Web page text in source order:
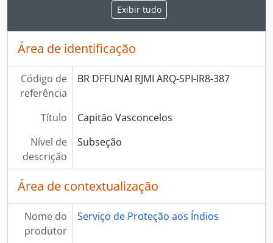
Exibir tudo
Área de identificação
Código de
referência
BR DFFUNAI RJMI ARQ-SPI-IR8-387
Título
Capitão Vasconcelos
Nível de
descrição
Subseção
Área de contextualização
Nome do
produtor
Serviço de Proteção aos Índios